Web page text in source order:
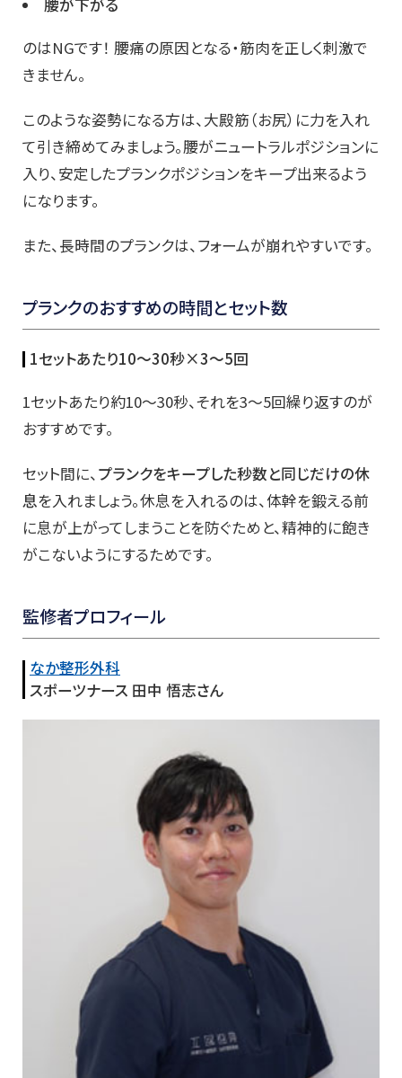
腰が下がる
のはNGです！ 腰痛の原因となる・筋肉を正しく刺激で
きません。
このような姿勢になる方は、大殿筋（お尻）に力を入れ
て引き締めてみましょう。腰がニュートラルポジションに
入り、安定したプランクポジションをキープ出来るよう
になります。
また、長時間のプランクは、フォームが崩れやすいです。
プランクのおすすめの時間とセット数
1セットあたり10～30秒×3～5回
1セットあたり約10～30秒、それを3～5回繰り返すのが
おすすめです。
セット間に、プランクをキープした秒数と同じだけの休
息を入れましょう。休息を入れるのは、体幹を鍛える前
に息が上がってしまうことを防ぐためと、精神的に飽き
がこないようにするためです。
監修者プロフィール
なか整形外科
スポーツナース 田中 悟志さん